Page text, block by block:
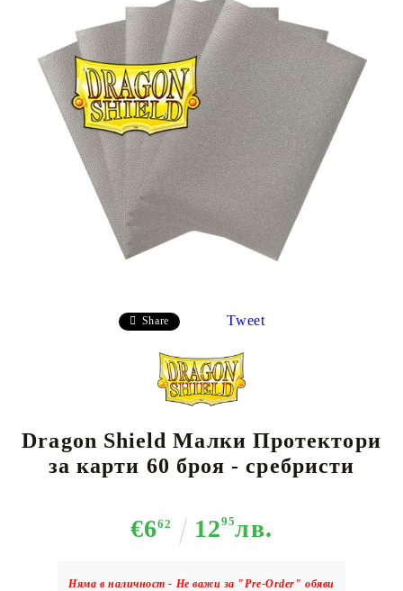
Share Tweet
Dragon Shield Малки Протектори
за карти 60 броя - сребристи
€662 1295лв.
Няма в наличност - Не важи за "Pre-Order" обяви